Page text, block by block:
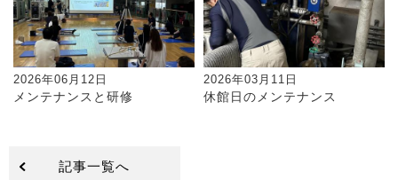
2026年06月12日
メンテナンスと研修
2026年03月11日
休館日のメンテナンス
記事一覧へ